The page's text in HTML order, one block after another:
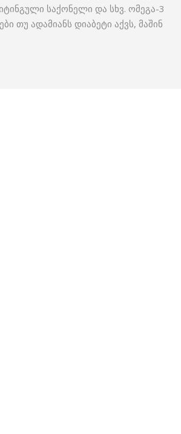
საქონელი და სხვ. ომეგა-3
თუ ადამიანს დიაბეტი აქვს, მაშინ